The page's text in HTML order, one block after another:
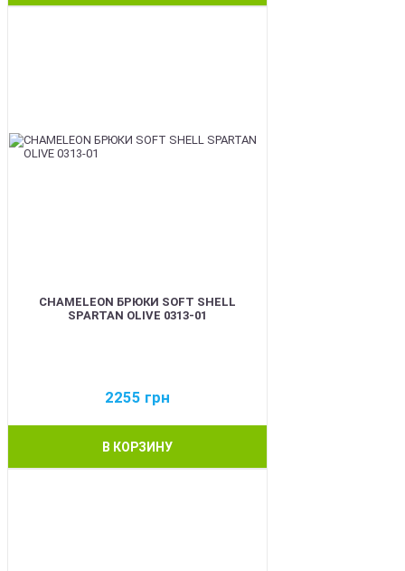
CHAMELEON БРЮКИ SOFT SHELL
SPARTAN OLIVE 0313-01
2255 грн
В КОРЗИНУ